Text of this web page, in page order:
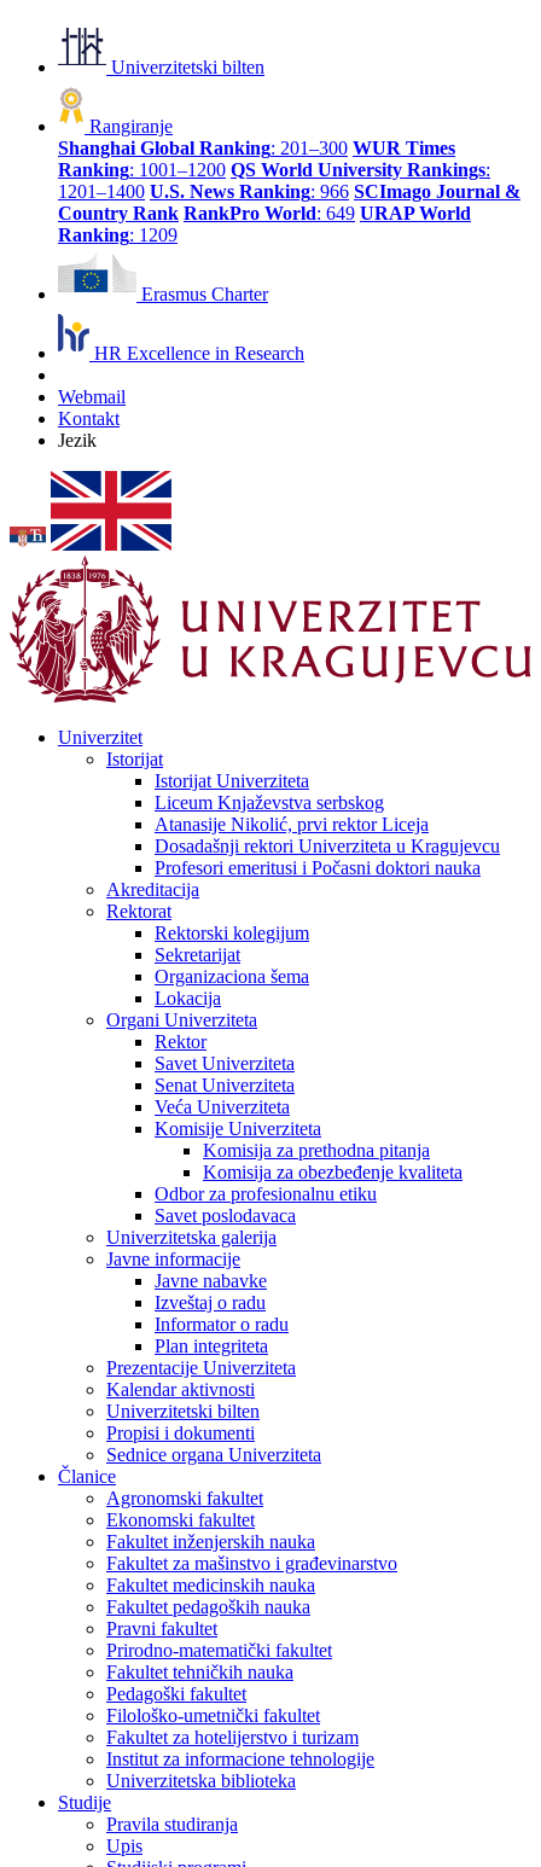
Univerzitetski bilten
Rangiranje
Shanghai Global Ranking: 201–300 WUR Times
Ranking: 1001–1200 QS World University Rankings:
1201–1400 U.S. News Ranking: 966 SCImago Journal &
Country Rank RankPro World: 649 URAP World
Ranking: 1209
Erasmus Charter
HR Excellence in Research
Webmail
Kontakt
Jezik
Univerzitet
Istorijat
Istorijat Univerziteta
Liceum Knjaževstva serbskog
Atanasije Nikolić, prvi rektor Liceja
Dosadašnji rektori Univerziteta u Kragujevcu
Profesori emeritusi i Počasni doktori nauka
Akreditacija
Rektorat
Rektorski kolegijum
Sekretarijat
Organizaciona šema
Lokacija
Organi Univerziteta
Rektor
Savet Univerziteta
Senat Univerziteta
Veća Univerziteta
Komisije Univerziteta
Komisija za prethodna pitanja
Komisija za obezbeđenje kvaliteta
Odbor za profesionalnu etiku
Savet poslodavaca
Univerzitetska galerija
Javne informacije
Javne nabavke
Izveštaj o radu
Informator o radu
Plan integriteta
Prezentacije Univerziteta
Kalendar aktivnosti
Univerzitetski bilten
Propisi i dokumenti
Sednice organa Univerziteta
Članice
Agronomski fakultet
Ekonomski fakultet
Fakultet inženjerskih nauka
Fakultet za mašinstvo i građevinarstvo
Fakultet medicinskih nauka
Fakultet pedagoških nauka
Pravni fakultet
Prirodno-matematički fakultet
Fakultet tehničkih nauka
Pedagoški fakultet
Filološko-umetnički fakultet
Fakultet za hotelijerstvo i turizam
Institut za informacione tehnologije
Univerzitetska biblioteka
Studije
Pravila studiranja
Upis